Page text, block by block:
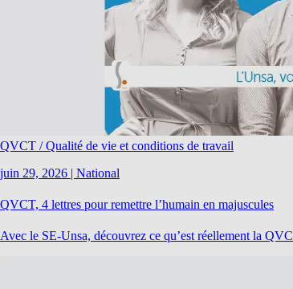
QVCT / Qualité de vie et conditions de travail
juin 29, 2026 | National
QVCT, 4 lettres pour remettre l’humain en majuscules
Avec le SE-Unsa, découvrez ce qu’est réellement la